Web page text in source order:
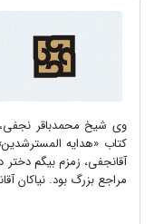
وی شیخ محمدباقر نجفی،
کتاب «هدایه
آقانجفی، زمزم بیگم دختر
مراجع بزرگ بود. نیاکان